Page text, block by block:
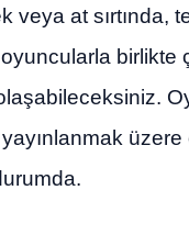
veya at sırtında,
birlikte
yayınlanmak